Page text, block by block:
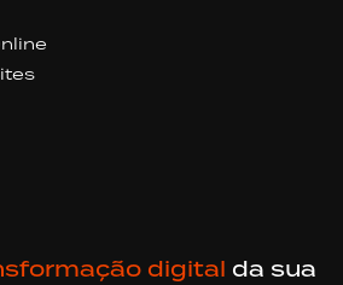
digital da sua